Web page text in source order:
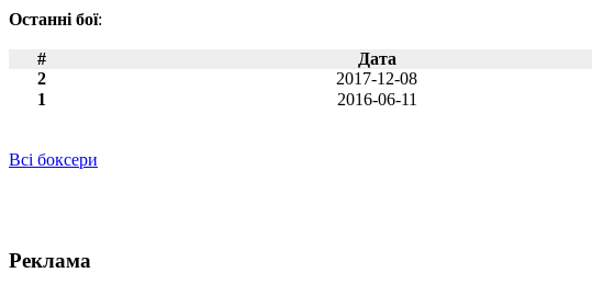
Останні бої:
# Дата
2
2017-12-08
1
2016-06-11
Всі боксери
Реклама